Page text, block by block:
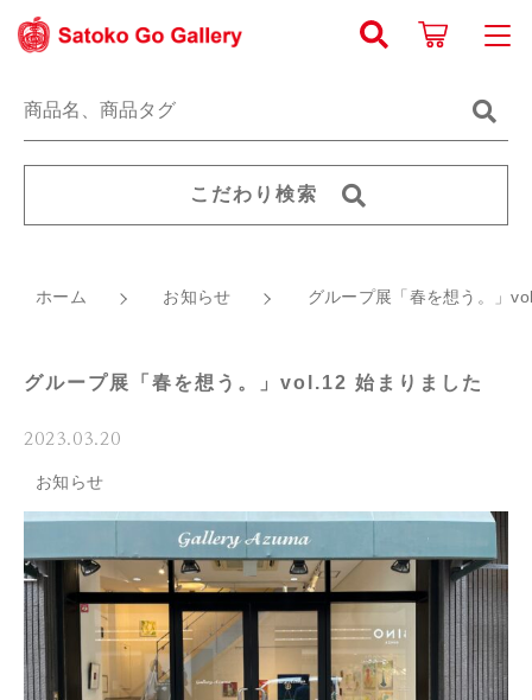
こだわり検索
ホーム お知らせ グループ展「春を想う。」
グループ展「春を想う。」vol.12 始まりました
2023.03.20
お知らせ
ログイン / 会員登録
Satoko Go Galleryについて
ショッピングガイド
お知らせ
すべて
《原画》 線画
《原画》 動植物
こだわり検索
子カテゴリ
価格帯
～
その他
在庫あり セール
並び順